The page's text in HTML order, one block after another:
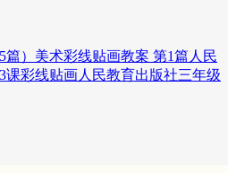
篇）美术彩线贴画教案 第1篇人民
课彩线贴画人民教育出版社三年级